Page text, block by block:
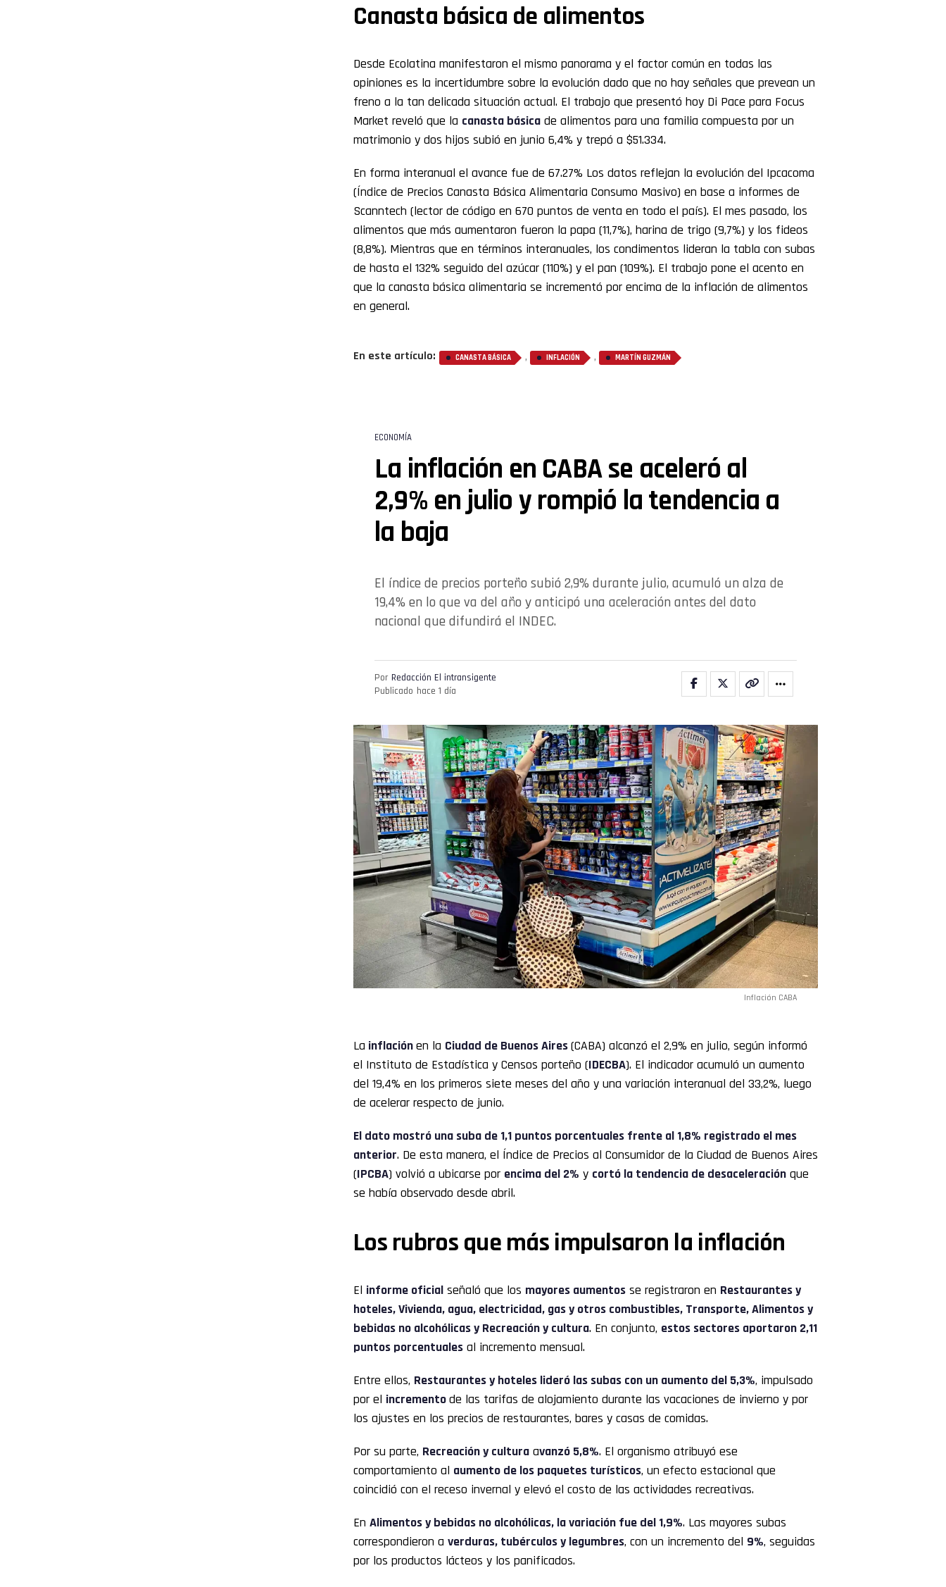
Canasta básica de alimentos
Desde Ecolatina manifestaron el mismo panorama y el factor común en todas las
opiniones es la incertidumbre sobre la evolución dado que no hay señales que prevean un
freno a la tan delicada situación actual. El trabajo que presentó hoy Di Pace para Focus
Market reveló que la canasta básica de alimentos para una familia compuesta por un
matrimonio y dos hijos subió en junio 6,4% y trepó a $51.334.
En forma interanual el avance fue de 67.27% Los datos reflejan la evolución del Ipcacoma
(Índice de Precios Canasta Básica Alimentaria Consumo Masivo) en base a informes de
Scanntech (lector de código en 670 puntos de venta en todo el país). El mes pasado, los
alimentos que más aumentaron fueron la papa (11,7%), harina de trigo (9,7%) y los fideos
(8,8%). Mientras que en términos interanuales, los condimentos lideran la tabla con subas
de hasta el 132% seguido del azúcar (110%) y el pan (109%). El trabajo pone el acento en
que la canasta básica alimentaria se incrementó por encima de la inflación de alimentos
en general.
En este artículo: CANASTA BÁSICA , INFLACIÓN , MARTÍN GUZMÁN
ECONOMÍA
La inflación en CABA se aceleró al
2,9% en julio y rompió la tendencia a
la baja
El índice de precios porteño subió 2,9% durante julio, acumuló un alza de
19,4% en lo que va del año y anticipó una aceleración antes del dato
nacional que difundirá el INDEC.
Por Redacción El intransigente
Publicado hace 1 día
Inflación CABA
La inflaciónen la Ciudad de Buenos Aires(CABA) alcanzó el 2,9% en julio, según informó
el Instituto de Estadística y Censos porteño (IDECBA). El indicador acumuló un aumento
del 19,4% en los primeros siete meses del año y una variación interanual del 33,2%, luego
de acelerar respecto de junio.
El dato mostró una suba de 1,1 puntos porcentuales frente al 1,8% registrado el mes
anterior. De esta manera, el Índice de Precios al Consumidor de la Ciudad de Buenos Aires
(IPCBA) volvió a ubicarse por encima del 2% y cortó la tendencia de desaceleración que
se había observado desde abril.
Los rubros que más impulsaron la inflación
El informe oficial señaló que los mayores aumentos se registraron en Restaurantes y
hoteles, Vivienda, agua, electricidad, gas y otros combustibles, Transporte, Alimentos y
bebidas no alcohólicas y Recreación y cultura. En conjunto, estos sectores aportaron 2,11
puntos porcentuales al incremento mensual.
Entre ellos, Restaurantes y hoteles lideró las subas con un aumento del 5,3%, impulsado
por el incrementode las tarifas de alojamiento durante las vacaciones de invierno y por
los ajustes en los precios de restaurantes, bares y casas de comidas.
Por su parte, Recreación y cultura avanzó 5,8%. El organismo atribuyó ese
comportamiento al aumento de los paquetes turísticos, un efecto estacional que
coincidió con el receso invernal y elevó el costo de las actividades recreativas.
En Alimentos y bebidas no alcohólicas, la variación fue del 1,9%. Las mayores subas
correspondieron a verduras, tubérculos y legumbres, con un incremento del 9%, seguidas
por los productos lácteos y los panificados.